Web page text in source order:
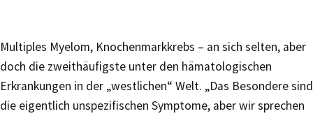
Multiples Myelom, Knochenmarkkrebs – an sich selten, aber
doch die zweithäufigste unter den hämatologischen
Erkrankungen in der „westlichen“ Welt. „Das Besondere sind
die eigentlich unspezifischen Symptome, aber wir sprechen